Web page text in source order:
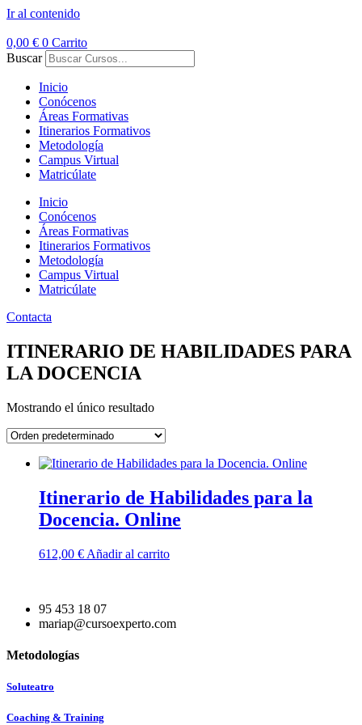
Ir al contenido
0,00 € 0 Carrito
Buscar
Inicio
Conócenos
Áreas Formativas
Itinerarios Formativos
Metodología
Campus Virtual
Matricúlate
Inicio
Conócenos
Áreas Formativas
Itinerarios Formativos
Metodología
Campus Virtual
Matricúlate
Contacta
ITINERARIO DE HABILIDADES PARA
LA DOCENCIA
Mostrando el único resultado
Itinerario de Habilidades para la
Docencia. Online
612,00 € Añadir al carrito
95 453 18 07
mariap@cursoexperto.com
Metodologías
Soluteatro
Coaching & Training